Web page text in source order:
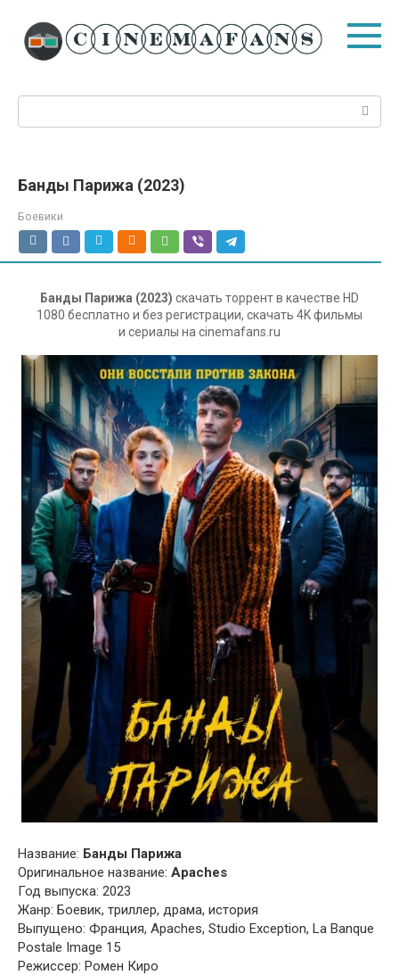
контенту
Банды Парижа (2023)
Боевики
Банды Парижа (2023) скачать торрент в качестве HD
1080 бесплатно и без регистрации, скачать 4K фильмы
и сериалы на cinemafans.ru
Название: Банды Парижа
Оригинальное название: Apaches
Год выпуска: 2023
Жанр: Боевик, триллер, драма, история
Выпущено: Франция, Apaches, Studio Exception, La Banque
Postale Image 15
Режиссер: Ромен Киро